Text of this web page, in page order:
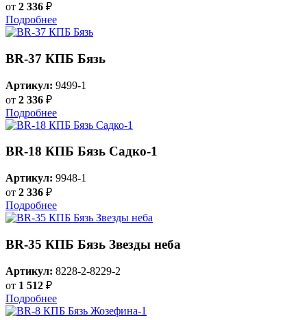
от 2 336 ₽
Подробнее
BR-37 КПБ Бязь
Артикул: 9499-1
от 2 336 ₽
Подробнее
BR-18 КПБ Бязь Садко-1
Артикул: 9948-1
от 2 336 ₽
Подробнее
BR-35 КПБ Бязь Звезды неба
Артикул: 8228-2-8229-2
от 1 512 ₽
Подробнее